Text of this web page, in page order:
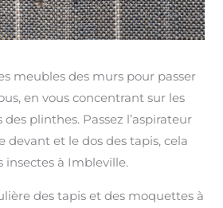
meubles des murs pour passer
en vous concentrant sur les
plinthes. Passez l’aspirateur
devant et le dos des tapis, cela
insectes à Imbleville.
des tapis et des moquettes à